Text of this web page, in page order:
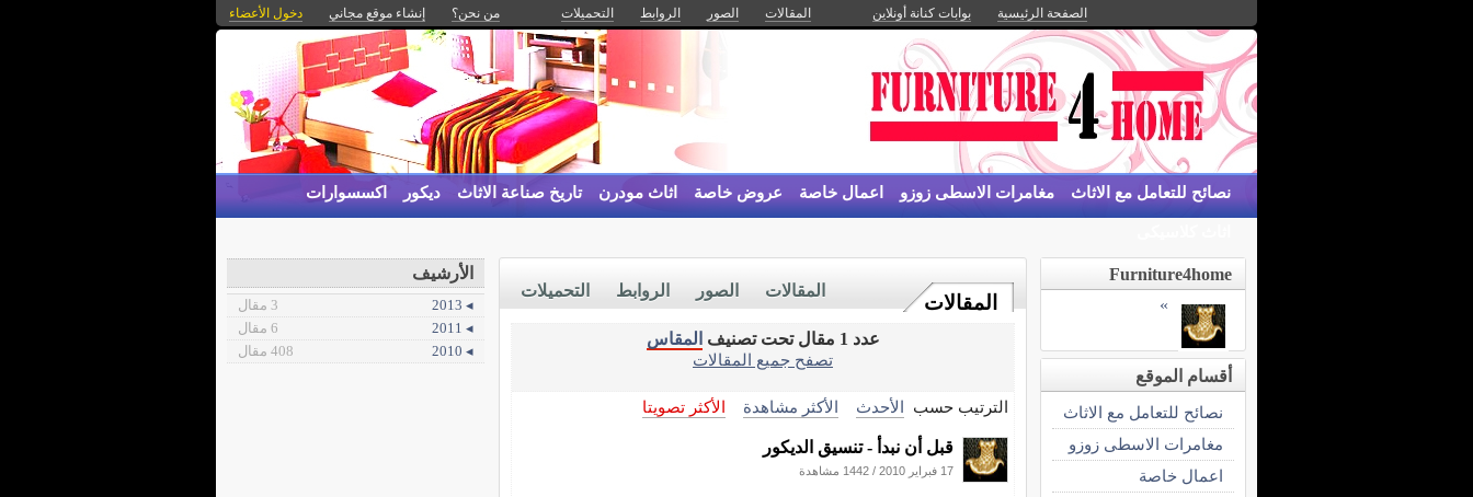
الصفحة الرئيسية بوابات كنانة أونلاين المقالات الصور الروابط التحميلات من نحن؟ إنشاء موقع مجاني دخول الأعضاء
نصائح للتعامل مع الاثاث مغامرات الاسطى زوزو اعمال خاصة عروض خاصة اثاث مودرن تاريخ صناعة الاثاث ديكور اكسسوارات
المقالات
التحميلات الروابط الصور المقالات
عدد 1 مقال تحت تصنيف
المقاس
تصفح جميع المقالات
الترتيب حسب الأحدث الأكثر مشاهدة الأكثر تصويتا
قبل أن نبدأ - تنسيق الديكور
17 فبراير 2010 / 1442 مشاهدة
Furniture4home
»
أقسام الموقع
نصائح للتعامل مع الاثاث
مغامرات الاسطى زوزو
اعمال خاصة
الأرشيف
◂ 2013
3 مقال
◂ 2011
6 مقال
◂ 2010
408 مقال